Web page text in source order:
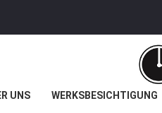
UNS WERKSBESICHTIGUNG